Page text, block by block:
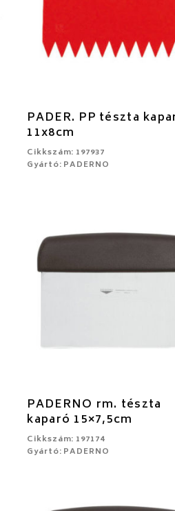
PADER. PP tészta
11x8cm
Cikkszám: 197937
Gyártó: PADERNO
PADERNO rm. tészta
kaparó 15×7,5cm
Cikkszám: 197174
Gyártó: PADERNO